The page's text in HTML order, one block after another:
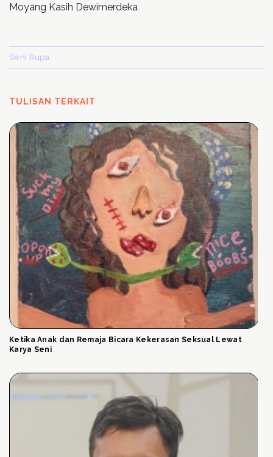
Moyang Kasih Dewimerdeka
Seni Rupa
TULISAN TERKAIT
Ketika Anak dan Remaja Bicara Kekerasan Seksual Lewat
Karya Seni